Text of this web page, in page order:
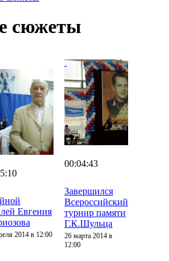
сюжеты
Евгения
2014 в 12:00
00:04:43
Завершился
Всероссийский
турнир памяти
Г.К.Шульца
26 марта 2014 в
12:00